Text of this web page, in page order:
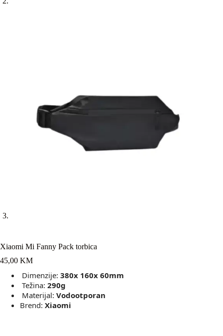
Xiaomi Mi Fanny Pack torbica
45,00 KM
Dimenzije: 380x 160x 60mm
Težina: 290g
Materijal: Vodootporan
Brend: Xiaomi